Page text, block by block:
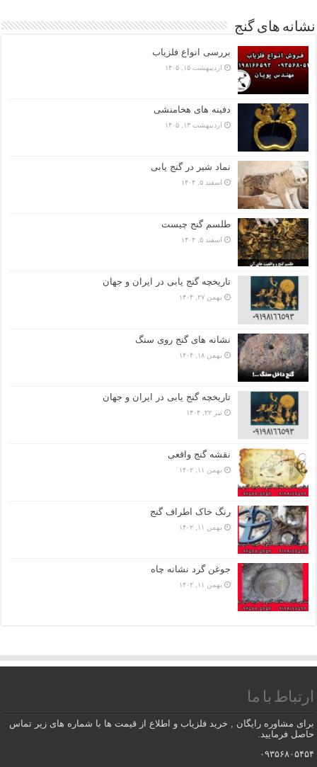
نشانه های گنج
بررسی انواع فلزیاب
اردیبهشت ۱۵, ۱۴۰۵
دفینه های هخامنشی
اردیبهشت ۱۳, ۱۴۰۵
نماد شیر در گنج یابی
اسفند ۵, ۱۴۰۴
طلسم گنج چیست
اسفند ۵, ۱۴۰۴
تاریخچه گنج‌ یابی در ایران و جهان
بهمن ۲۷, ۱۴۰۴
نشانه های گنج روی سنگ
بهمن ۱۸, ۱۴۰۴
تاریخچه گنج‌ یابی در ایران و جهان
تیر ۲۲, ۱۴۰۴
نقشه گنج واقعی
بهمن ۱۱, ۱۴۰۲
رنگ خاک اطراف گنج
بهمن ۱۱, ۱۴۰۲
جوغن گرد نشانه چاه
بهمن ۱۱, ۱۴۰۲
ارتباط با ما
برای مشاوره رایگان , خرید فلزیاب و اطلاع از قیمت ها با شماره های زیر تماس
حاصل فرمایید.
۰۹۳۵۶۸۰۵۴۵۴